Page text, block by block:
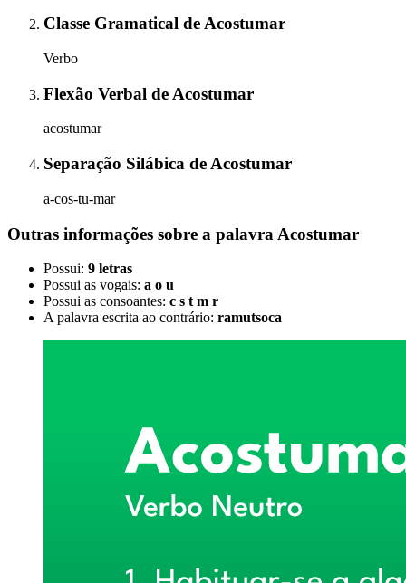
Classe Gramatical deAcostumar
Verbo
Flexão Verbal de Acostumar
acostumar
Separação Silábica de Acostumar
a-cos-tu-mar
Outras informações sobre a palavra Acostumar
Possui: 9 letras
Possui as vogais: a o u
Possui as consoantes: c s t m r
A palavra escrita ao contrário: ramutsoca